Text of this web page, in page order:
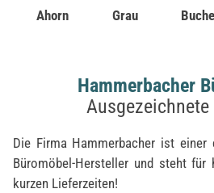
Ahorn Grau Buche
Hammerbacher
Die Firma Hammerbacher ist einer
Büromöbel-Hersteller und steht
kurzen Lieferzeiten!